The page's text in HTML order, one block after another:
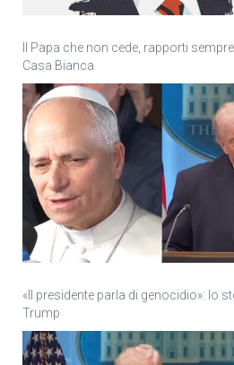
Il Papa che non cede, rapporti
Casa Bianca
«Il presidente parla di genocidio»: lo
Trump